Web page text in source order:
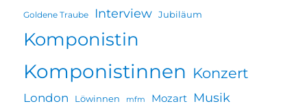
Goldene Traube Interview Jubiläum
Komponistin
Komponistinnen Konzert
London Löwinnen mfm Mozart Musik